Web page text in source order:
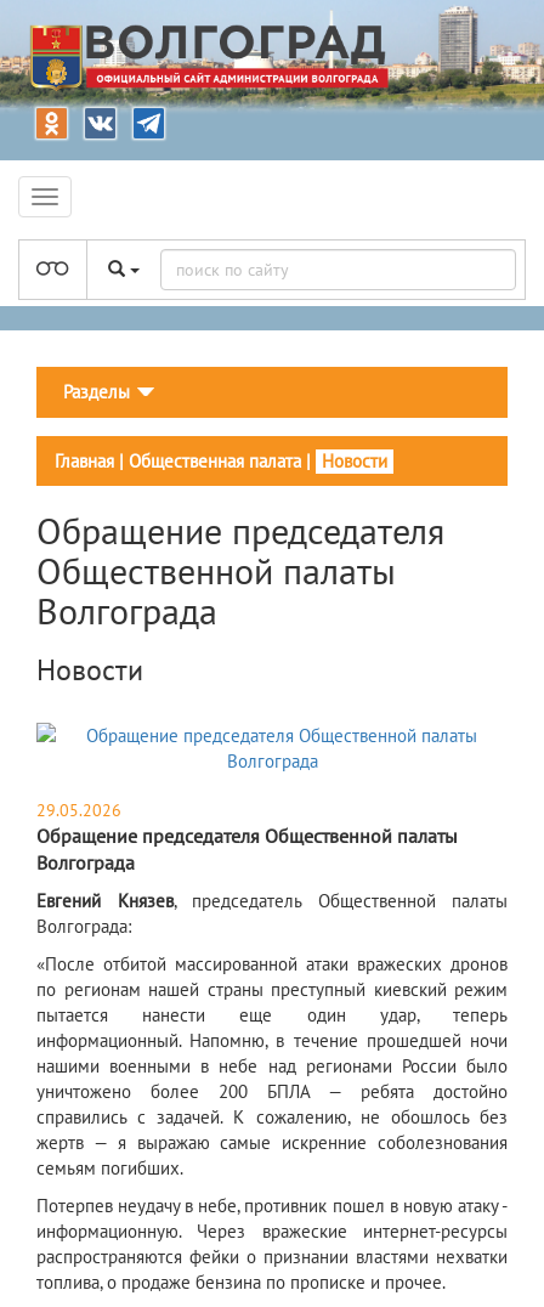
Разделы
Главная | Общественная палата | Новости
Обращение председателя
Общественной палаты
Волгограда
Новости
29.05.2026
Обращение председателя Общественной палаты
Волгограда
Евгений Князев, председатель Общественной палаты
Волгограда:
«После отбитой массированной атаки вражеских дронов
по регионам нашей страны преступный киевский режим
пытается нанести еще один удар, теперь
информационный. Напомню, в течение прошедшей ночи
нашими военными в небе над регионами России было
уничтожено более 200 БПЛА — ребята достойно
справились с задачей. К сожалению, не обошлось без
жертв — я выражаю самые искренние соболезнования
семьям погибших.
Потерпев неудачу в небе, противник пошел в новую атаку -
информационную. Через вражеские интернет-ресурсы
распространяются фейки о признании властями нехватки
топлива, о продаже бензина по прописке и прочее.